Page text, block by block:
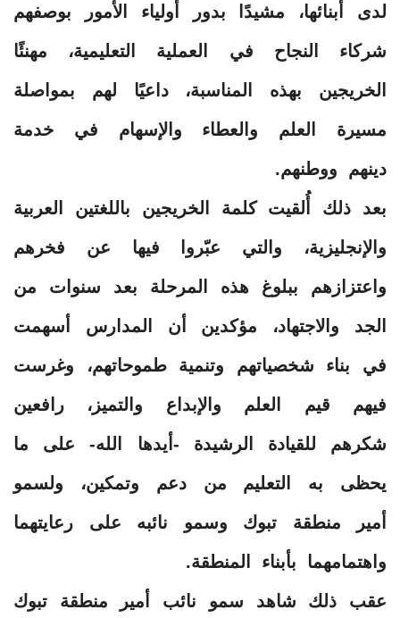
لدى أبنائها، مشيدًا بدور أولياء الأمور بوصفهم
شركاء النجاح في العملية التعليمية، مهنئًا
الخريجين بهذه المناسبة، داعيًا لهم بمواصلة
مسيرة العلم والعطاء والإسهام في خدمة
دينهم ووطنهم.
بعد ذلك أُلقيت كلمة الخريجين باللغتين العربية
والإنجليزية، والتي عبّروا فيها عن فخرهم
واعتزازهم ببلوغ هذه المرحلة بعد سنوات من
الجد والاجتهاد، مؤكدين أن المدارس أسهمت
في بناء شخصياتهم وتنمية طموحاتهم، وغرست
فيهم قيم العلم والإبداع والتميز، رافعين
شكرهم للقيادة الرشيدة -أيدها الله- على ما
يحظى به التعليم من دعم وتمكين، ولسمو
أمير منطقة تبوك وسمو نائبه على رعايتهما
واهتمامهما بأبناء المنطقة.
عقب ذلك شاهد سمو نائب أمير منطقة تبوك